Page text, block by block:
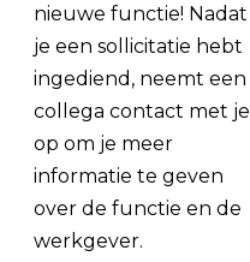
nieuwe functie! Nadat
je een sollicitatie hebt
ingediend, neemt een
collega contact met je
op om je meer
informatie te geven
over de functie en de
werkgever.